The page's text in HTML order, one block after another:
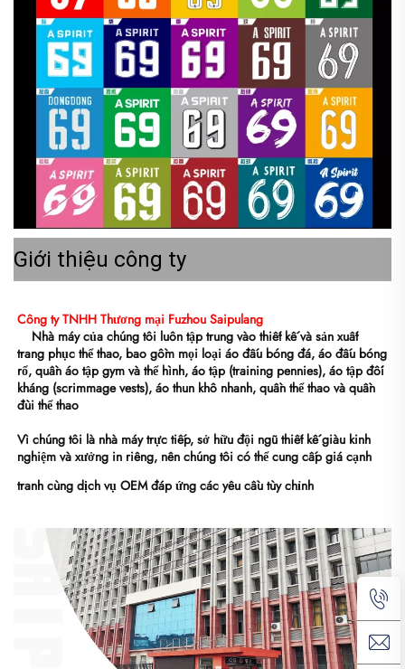
Giới thiệu công ty
Công ty TNHH Thương mại Fuzhou Saipulang
Nhà máy của chúng tôi luôn tập trung vào thiết kế và sản xuất
trang phục thể thao, bao gồm mọi loại áo đấu bóng đá, áo đấu bóng
rổ, quần áo tập gym và thể hình, áo tập (training pennies), áo tập đối
kháng (scrimmage vests), áo thun khô nhanh, quần thể thao và quần
đùi thể thao
Vì chúng tôi là nhà máy trực tiếp, sở hữu đội ngũ thiết kế giàu kinh
nghiệm và xưởng in riêng, nên chúng tôi có thể cung cấp giá cạnh
tranh cùng dịch vụ OEM đáp ứng các yêu cầu tùy chỉnh